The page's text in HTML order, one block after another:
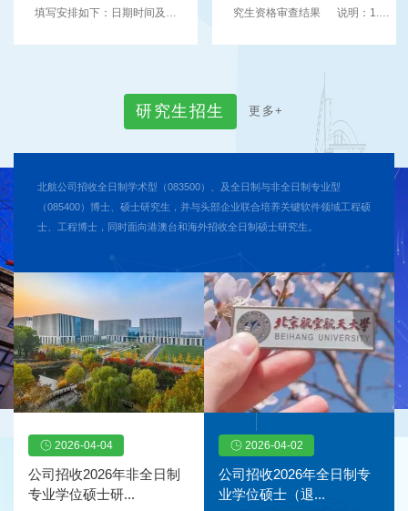
填写安排如下：日期时间及内
16:30 正式考试（1.5小时）
机试1考场（1-35号）北航公
司路校区新北区 15 宿舍 B1
层（010 房间）1.现场报道。
进场前需签字。4.考生根据考
场序号就坐。（考场序号与考
场机位号一一对应。）
情况问卷集中填答。考生须携
究生资格审查结果 说明：1.本
备，招生期间（除面试期间）请
保持通信畅通。3.如有问题，请
提前发邮件至
softzhaosheng@buaa.edu.cn，
与公司招生老师电话联系（王老
沟通。4.所有考生均已签署承诺
书，需要补充材料的考生请于综
合考核日期的前1天补齐（综合
由此所产生的结果...
研究生 招生 更 多+
北航公司招收全日制学术型（083500）、及全日制与非全日制专业型
（085400）博士、硕士研究生，并与头部企业联合培养关键软件领域工程硕
士、工程博士，同时面向港澳台和海外招收全日制硕士研究生。
2026-04-04
公司招收2026年非全日制
专业学位硕士研...
2026-04-02
公司招收2026年全日制专
业学位硕士（退...